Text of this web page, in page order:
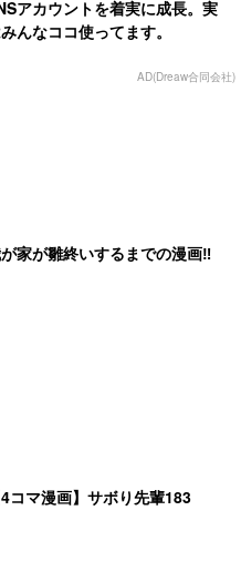
アカウントを着実に成長。実
んなココ使ってます。
AD(Dreaw合同会社)
家が雛終いするまでの漫画‼︎
4コマ漫画】サボり先輩183